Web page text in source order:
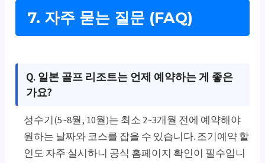
7. 자주 묻는 질문 (FAQ)
Q. 일본 골프 리조트는 언제 예약하는 게 좋은
가요?
성수기(5~8월, 10월)는 최소 2~3개월 전에 예약해야
원하는 날짜와 코스를 잡을 수 있습니다. 조기예약 할
인도 자주 실시하니 공식 홈페이지 확인이 필수입니